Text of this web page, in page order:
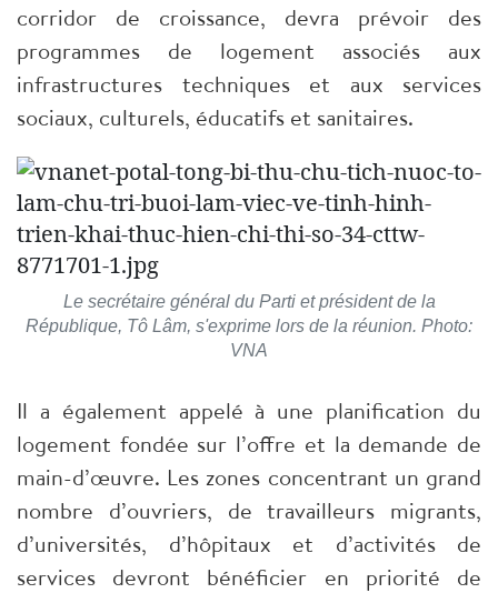
corridor de croissance, devra prévoir des
programmes de logement associés aux
infrastructures techniques et aux services
sociaux, culturels, éducatifs et sanitaires.
Le secrétaire général du Parti et président de la
République, Tô Lâm, s'exprime lors de la réunion. Photo:
VNA
Il a également appelé à une planification du
logement fondée sur l’offre et la demande de
main-d’œuvre. Les zones concentrant un grand
nombre d’ouvriers, de travailleurs migrants,
d’universités, d’hôpitaux et d’activités de
services devront bénéficier en priorité de